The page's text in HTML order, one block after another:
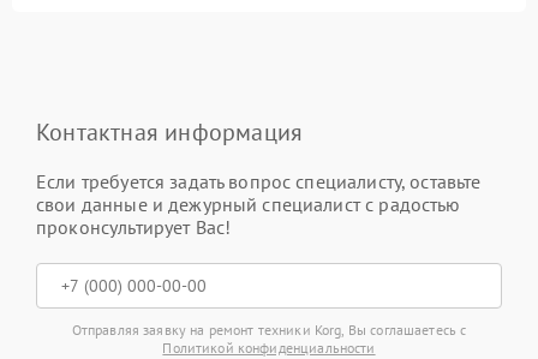
Контактная информация
Если требуется задать вопрос специалисту, оставьте
свои данные и дежурный специалист с радостью
проконсультирует Вас!
Отправляя заявку на ремонт техники Korg, Вы соглашаетесь с
Политикой конфиденциальности